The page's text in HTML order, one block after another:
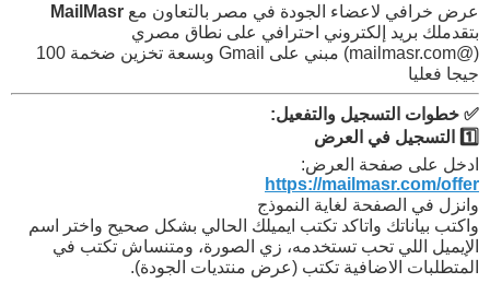
عرض خرافي لاعضاء الجودة في مصر بالتعاون مع MailMasr
بتقدملك بريد إلكتروني احترافي على نطاق مصري
(@mailmasr.com) مبني على Gmail وبسعة تخزين ضخمة 100
جيجا فعليا
✅ خطوات التسجيل والتفعيل:
1️⃣ التسجيل في العرض
ادخل على صفحة العرض:
https://mailmasr.com/offer
وانزل في الصفحة لغاية النموذج
واكتب بياناتك واتاكد تكتب ايميلك الحالي بشكل صحيح واختر اسم
الإيميل اللي تحب تستخدمه، زي الصورة، ومتنساش تكتب في
المتطلبات الاضافية تكتب (عرض منتديات الجودة).